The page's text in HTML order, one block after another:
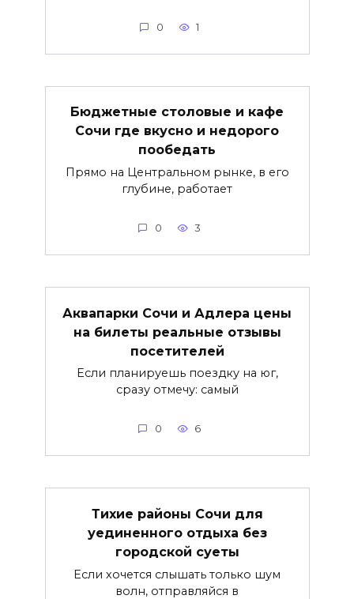
0 1
Бюджетные столовые и кафе
Сочи где вкусно и недорого
пообедать
Прямо на Центральном рынке, в его
глубине, работает
0 3
Аквапарки Сочи и Адлера цены
на билеты реальные отзывы
посетителей
Если планируешь поездку на юг,
сразу отмечу: самый
0 6
Тихие районы Сочи для
уединенного отдыха без
городской суеты
Если хочется слышать только шум
волн, отправляйся в